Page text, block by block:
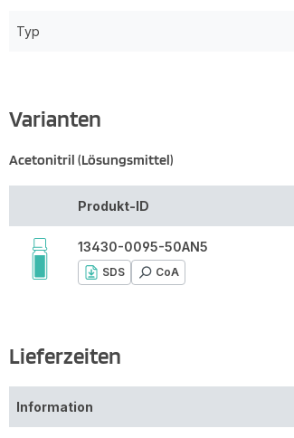
Typ
Varianten
Acetonitril (Lösungsmittel)
Produkt-ID
13430-0095-50AN5
SDS CoA
Lieferzeiten
Information